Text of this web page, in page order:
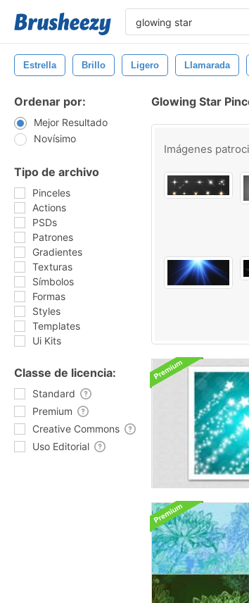
Estrella Brillo Ligero Llamarada
Ordenar por:
Mejor Resultado
Novísimo
Tipo de archivo
Pinceles
Actions
PSDs
Patrones
Gradientes
Texturas
Símbolos
Formas
Styles
Templates
Ui Kits
Classe de licencia:
Standard
Premium
Creative Commons
Uso Editorial
Glowing Star
Imágenes